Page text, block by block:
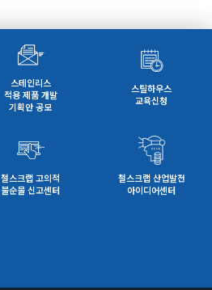
스테인리스
적용 제품 개발
기획안 공모
스틸하우스
교육신청
철스크랩 고의적
불순물 신고센터
철스크랩 산업발전
아이디어센터